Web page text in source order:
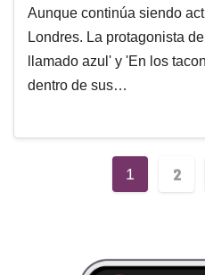
Aunque continúa siendo
Londres. La protagonista
llamado azul' y 'En los
dentro de sus…
1 2